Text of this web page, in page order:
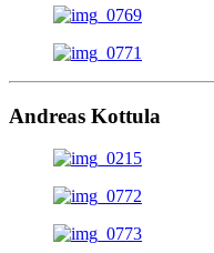
Andreas Kottula